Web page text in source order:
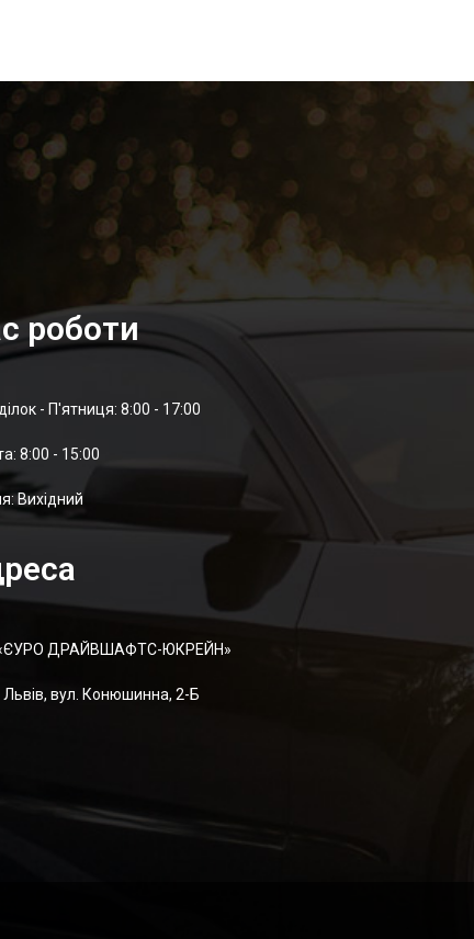
роботи
- П'ятниця: 8:00 - 17:00
8:00 - 15:00
Вихідний
ДРАЙВШАФТC-ЮКРЕЙН»
Львів, вул. Конюшинна, 2-Б